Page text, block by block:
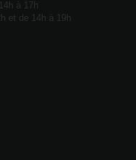
à 17h
et de 14h à 19h